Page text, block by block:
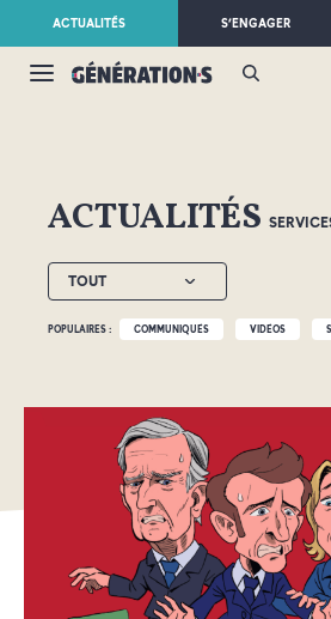
ACTUALITÉS S’ENGAGER
ACTUALITÉS
TOUT
POPULAIRES : COMMUNIQUÉS VIDÉOS